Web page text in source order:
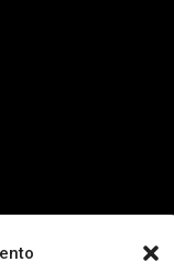
115